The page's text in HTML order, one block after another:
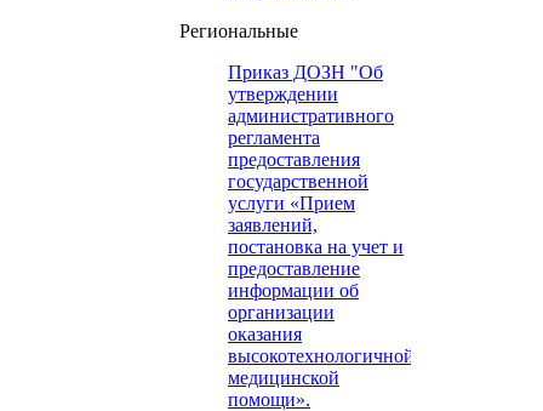
Региональные
Приказ ДОЗН "Об
утверждении
административного
регламента
предоставления
государственной
услуги «Прием
заявлений,
постановка на учет и
предоставление
информации об
организации
оказания
высокотехнологичной
медицинской
помощи».